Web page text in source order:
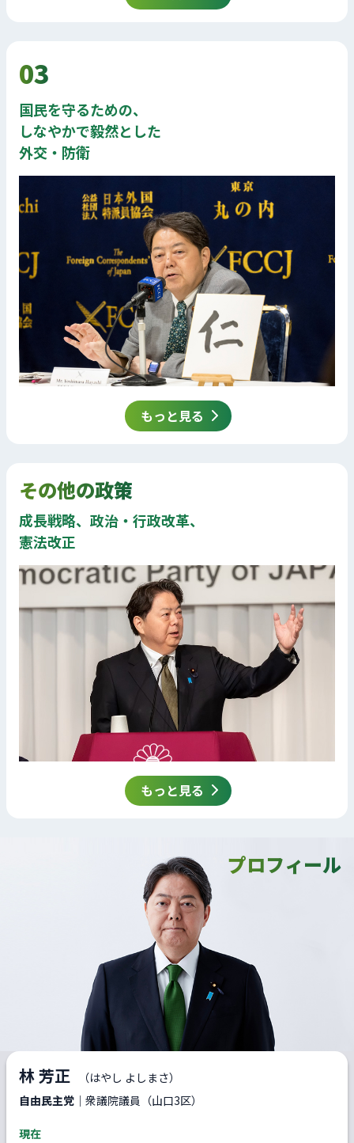
03
国民を守るための、
しなやかで毅然とした
外交・防衛
もっと見る
その他の政策
成長戦略、政治・行政改革、
憲法改正
もっと見る
プロフィール
林 芳正
（はやし よしまさ）
自由民主党 ｜衆議院議員（山口3区）
現在